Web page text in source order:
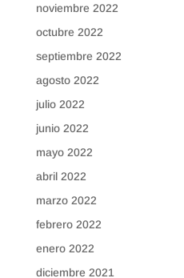
noviembre 2022
octubre 2022
septiembre 2022
agosto 2022
julio 2022
junio 2022
mayo 2022
abril 2022
marzo 2022
febrero 2022
enero 2022
diciembre 2021